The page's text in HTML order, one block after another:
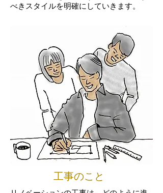
べきスタイルを明確にしていきます。
工事のこと